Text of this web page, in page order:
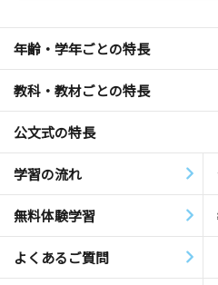
年齢・学年ごとの特長
教科・教材ごとの特長
公文式の特長
学習の流れ
無料体験学習
よくあるご質問